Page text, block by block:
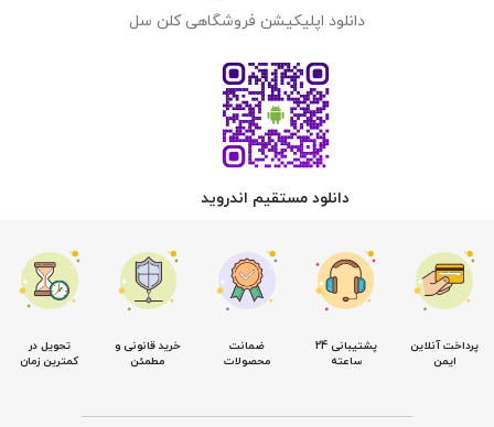
دانلود اپلیکیشن فروشگاهی کلن سل
دانلود مستقیم اندروید
پرداخت آنلاین
ایمن
پشتیبانی 24
ساعته
ضمانت
محصولات
خرید قانونی و
مطمئن
تحویل در
کمترین زمان